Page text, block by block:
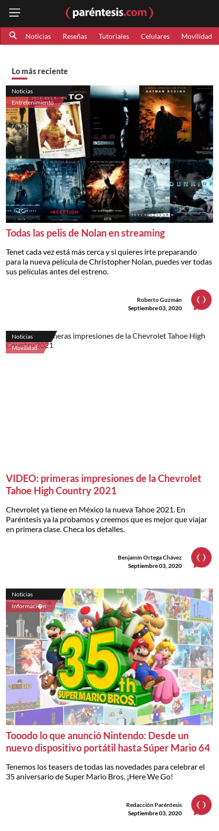
Noticias Reseñas Tutoriales Celulares Movilidad
Lo más reciente
Noticias
Entretenimiento
Todas las pelis de Nolan en streaming
Tenet cada vez está más cerca y si quieres irte preparando
para la nueva película de Christopher Nolan, puedes ver todas
sus películas antes del estreno.
Roberto Guzmán
Septiembre 03, 2020
Noticias
Movilidad
VIDEO: primeras impresiones de la Chevrolet
Tahoe High Country 2021
Chevrolet ya tiene en México la nueva Tahoe 2021. En
Paréntesis ya la probamos y creemos que es mejor que viajar
en primera clase. Checa los detalles.
Benjamín Ortega Chávez
Septiembre 03, 2020
Noticias
Informaci�n
Tooodo lo que anunció Nintendo: Desde un
nuevo dispositivo portátil hasta Súper Mario 64
Tenemos los teasers de todas las novedades para celebrar el
35 aniversario de Super Mario Bros. ¡Here We Go!
Redacción Paréntesis
Septiembre 03, 2020